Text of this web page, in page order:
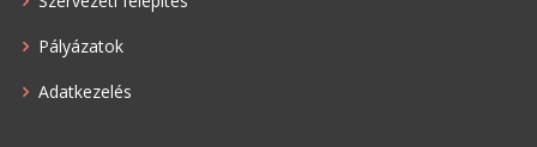
Pályázatok
Adatkezelés